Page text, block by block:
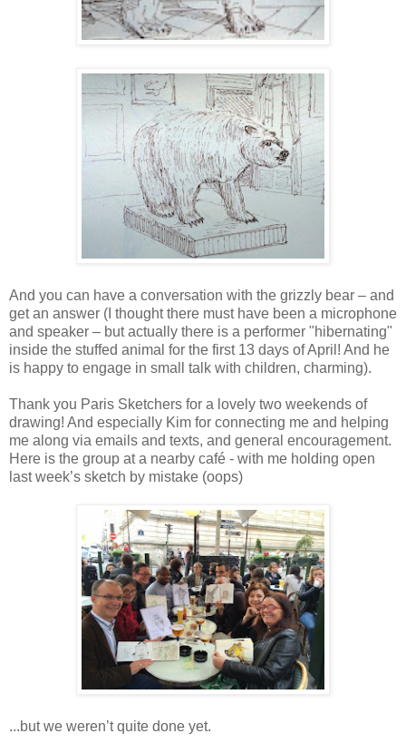
And you can have a conversation with the grizzly bear – and
get an answer (I thought there must have been a microphone
and speaker – but actually there is a performer "hibernating"
inside the stuffed animal for the first 13 days of April! And he
is happy to engage in small talk with children, charming).
Thank you Paris Sketchers for a lovely two weekends of
drawing! And especially Kim for connecting me and helping
me along via emails and texts, and general encouragement.
Here is the group at a nearby café - with me holding open
last week’s sketch by mistake (oops)
...but we weren’t quite done yet.